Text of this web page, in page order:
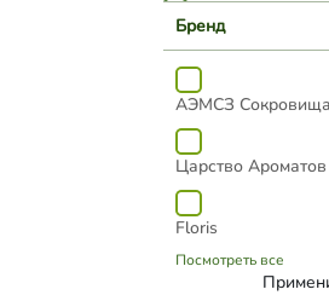
Бренд
АЭМСЗ
Царство Ароматов
Floris
Посмотреть все